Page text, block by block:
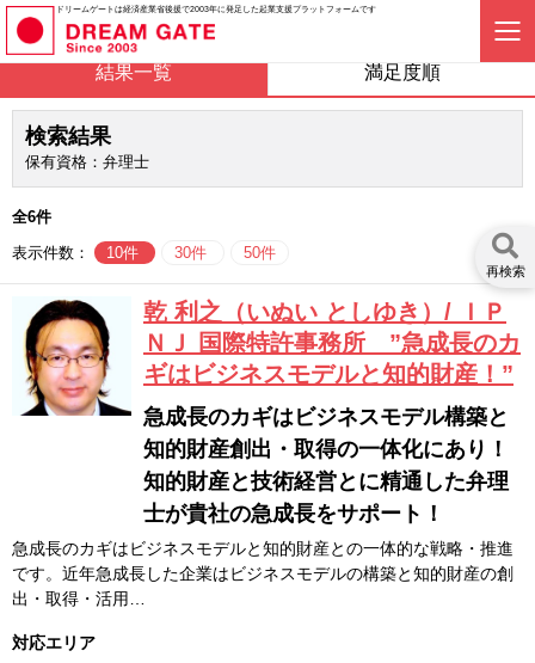
ドリームゲートは経済産業省後援で2003年に発足した起業支援プラットフォームです
結果一覧 満足度順
検索結果
保有資格：弁理士
全6件
表示件数：
10件 30件 50件
再検索
乾 利之（いぬい としゆき）/ ＩＰ
ＮＪ 国際特許事務所 ”急成長のカ
ギはビジネスモデルと知的財産！”
急成長のカギはビジネスモデル構築と
知的財産創出・取得の一体化にあり！
知的財産と技術経営とに精通した弁理
士が貴社の急成長をサポート！
急成長のカギはビジネスモデルと知的財産との一体的な戦略・推進
です。近年急成長した企業はビジネスモデルの構築と知的財産の創
出・取得・活用…
対応エリア